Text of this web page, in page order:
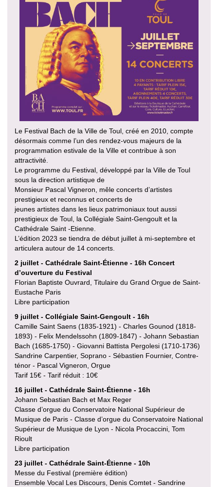
Le Festival Bach de la Ville de Toul, créé en 2010, compte
désormais comme l’un des rendez-vous majeurs de la
programmation estivale de la Ville et contribue à son
attractivité.
Le programme du Festival, développé par la Ville de Toul
sous la direction artistique de
Monsieur Pascal Vigneron, mêle concerts d’artistes
prestigieux et reconnus et concerts de
jeunes artistes dans les lieux patrimoniaux tout aussi
prestigieux de Toul, la Collégiale Saint-Gengoult et la
Cathédrale Saint -Etienne.
L’édition 2023 se tiendra de début juillet à mi-septembre et
articulera autour de 14 concerts.
2 juillet - Cathédrale Saint-Étienne - 16h Concert
d’ouverture du Festival
Florian Baptiste Ouvrard, Titulaire du Grand Orgue de Saint-
Eustache Paris
Libre participation
9 juillet - Collégiale Saint-Gengoult - 16h
Camille Saint Saens (1835-1921) - Charles Gounod (1818-
1893) - Felix Mendelssohn (1809-1847) - Johann Sebastian
Bach (1685-1750) - Giovanni Battista Pergolesi (1710-1736)
Sandrine Carpentier, Soprano - Sébastien Fournier, Contre-
ténor - Pascal Vigneron, Orgue
Tarif 15€ - Tarif réduit : 10€
16 juillet - Cathédrale Saint-Étienne - 16h
Johann Sebastian Bach et Max Reger
Classe d’orgue du Conservatoire National Supérieur de
Musique de Paris - Classe d’orgue du Conservatoire National
Supérieur de Musique de Lyon - Nicola Procaccini, Tom
Rioult
Libre participation
23 juillet - Cathédrale Saint-Étienne - 10h
Messe du Festival (première édition)
Ensemble Vocal Les Discours, Denis Comtet - Sandrine